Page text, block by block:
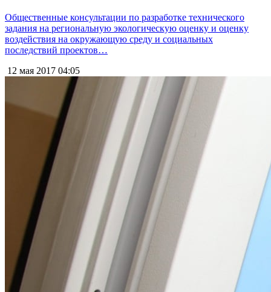
Общественные консультации по разработке технического
задания на региональную экологическую оценку и оценку
воздействия на окружающую среду и социальных
последствий проектов…
12 мая 2017 04:05